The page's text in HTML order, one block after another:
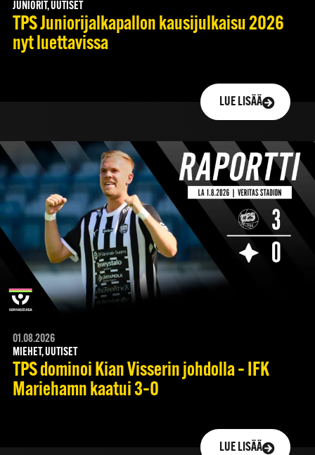
JUNIORIT, UUTISET
TPS Juniorijalkapallon kausijulkaisu 2026
nyt luettavissa
LUE LISÄÄ
01.08.2026
MIEHET, UUTISET
TPS dominoi Kian Visserin johdolla – IFK
Mariehamn kaatui 3–0
LUE LISÄÄ